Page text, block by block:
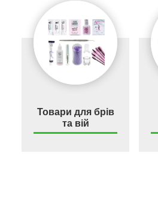
Товари для брів
та вій